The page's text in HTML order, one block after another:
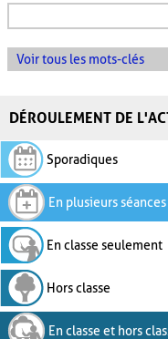
Voir tous les mots-clés
DÉROULEMENT DE
Sporadiques
En plusieurs séances
En classe seulement
Hors classe
En classe et hors